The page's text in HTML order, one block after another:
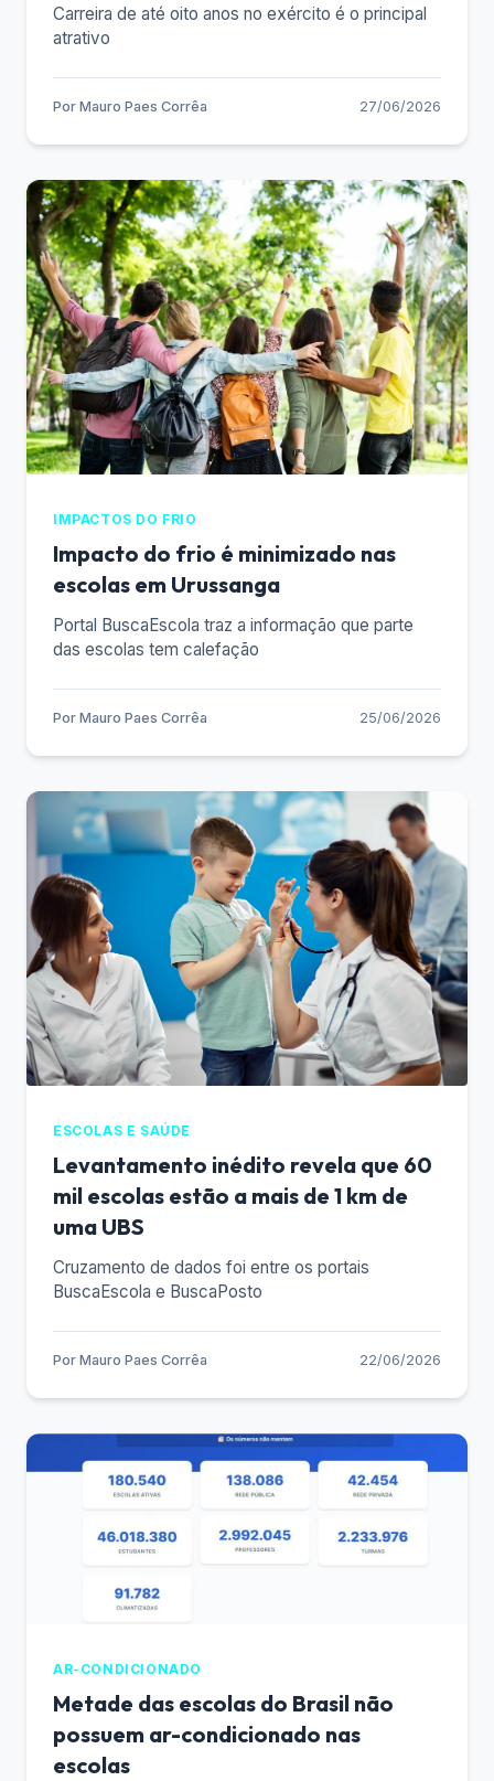
Carreira de até oito anos no exército é o principal
atrativo
Por Mauro Paes Corrêa 27/06/2026
IMPACTOS DO FRIO
Impacto do frio é minimizado nas
escolas em Urussanga
Portal BuscaEscola traz a informação que parte
das escolas tem calefação
Por Mauro Paes Corrêa 25/06/2026
ESCOLAS E SAÚDE
Levantamento inédito revela que 60
mil escolas estão a mais de 1 km de
uma UBS
Cruzamento de dados foi entre os portais
BuscaEscola e BuscaPosto
Por Mauro Paes Corrêa 22/06/2026
AR-CONDICIONADO
Metade das escolas do Brasil não
possuem ar-condicionado nas
escolas